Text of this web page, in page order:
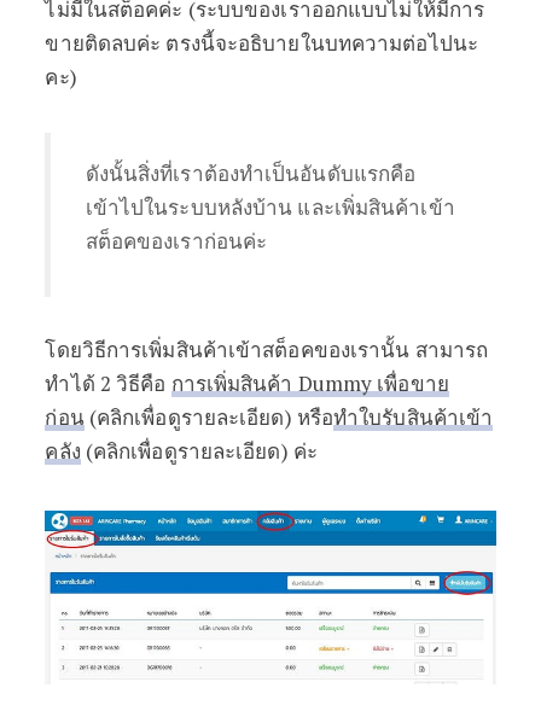
ไม่มีในสต็อคค่ะ (ระบบของเราออกแบบไม่ให้มีการ
ขายติดลบค่ะ ตรงนี้จะอธิบายในบทความต่อไปนะ
คะ)
ดังนั้นสิ่งที่เราต้องทำเป็นอันดับแรกคือ
เข้าไปในระบบหลังบ้าน และเพิ่มสินค้าเข้า
สต็อคของเราก่อนค่ะ
โดยวิธีการเพิ่มสินค้าเข้าสต็อคของเรานั้น สามารถ
ทำได้ 2 วิธีคือ การเพิ่มสินค้า Dummy เพื่อขาย
ก่อน(คลิกเพื่อดูรายละเอียด) หรือทำใบรับสินค้าเข้า
คลัง (คลิกเพื่อดูรายละเอียด) ค่ะ